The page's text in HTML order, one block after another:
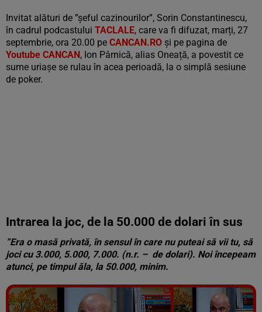
Invitat alături de ”șeful cazinourilor”, Sorin Constantinescu,
în cadrul podcastului TACLALE, care va fi difuzat, marți, 27
septembrie, ora 20.00 pe CANCAN.RO și pe pagina de
Youtube CANCAN, Ion Pârnică, alias Oneață, a povestit ce
sume uriașe se rulau în acea perioadă, la o simplă sesiune
de poker.
Intrarea la joc, de la 50.000 de dolari în sus
”Era o masă privată, în sensul în care nu puteai să vii tu, să
joci cu 3.000, 5.000, 7.000. (n.r. – de dolari). Noi începeam
atunci, pe timpul ăla, la 50.000, minim.